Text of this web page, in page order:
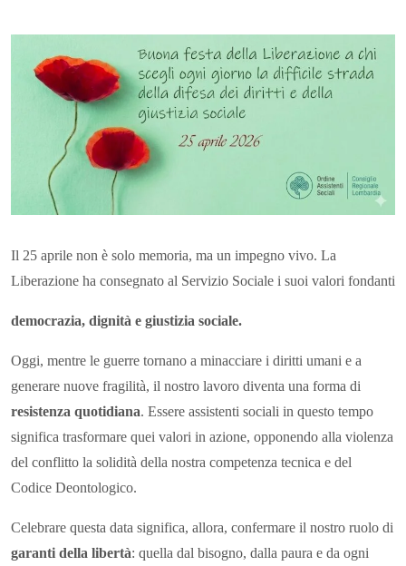
Il 25 aprile non è solo memoria, ma un impegno vivo. La
Liberazione ha consegnato al Servizio Sociale i suoi valori fondanti
democrazia, dignità e giustizia sociale.
Oggi, mentre le guerre tornano a minacciare i diritti umani e a
generare nuove fragilità, il nostro lavoro diventa una forma di
resistenza quotidiana. Essere assistenti sociali in questo tempo
significa trasformare quei valori in azione, opponendo alla violenza
del conflitto la solidità della nostra competenza tecnica e del
Codice Deontologico.
Celebrare questa data significa, allora, confermare il nostro ruolo di
garanti della libertà: quella dal bisogno, dalla paura e da ogni